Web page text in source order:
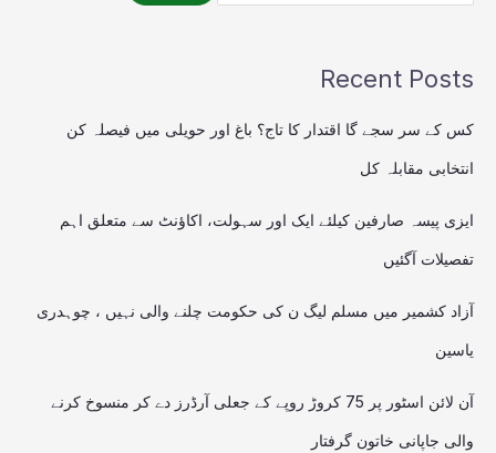
Recent Posts
کس کے سر سجے گا اقتدار کا تاج؟ باغ اور حویلی میں فیصلہ کن
انتخابی مقابلہ کل
ایزی پیسہ صارفین کیلئے ایک اور سہولت، اکاؤنٹ سے متعلق اہم
تفصیلات آگئیں
آزاد کشمیر میں مسلم لیگ ن کی حکومت چلنے والی نہیں ، چوہدری
یاسین
آن لائن اسٹور پر 75 کروڑ روپے کے جعلی آرڈرز دے کر منسوخ کرنے
والی جاپانی خاتون گرفتار